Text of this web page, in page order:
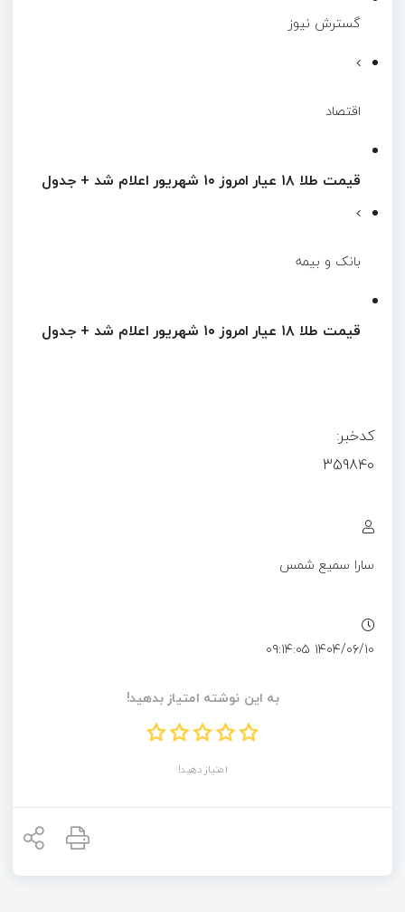
گسترش نیوز
اقتصاد
قیمت طلا ۱۸ عیار امروز ۱۰ شهریور اعلام شد + جدول
بانک و بیمه
قیمت طلا ۱۸ عیار امروز ۱۰ شهریور اعلام شد + جدول
کدخبر:
359840
سارا سمیع شمس
۱۴۰۴/۰۶/۱۰ ۰۹:۱۴:۰۵
به این نوشته امتیاز بدهید!
امتیاز دهید!